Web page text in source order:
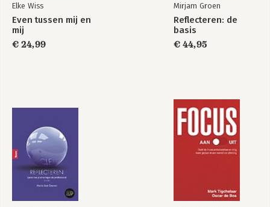
Wacht! Er is meer
Elke Wiss
Even tussen mij en
mij
€ 24,99
Mirjam Groen
Reflecteren: de
basis
€ 44,95